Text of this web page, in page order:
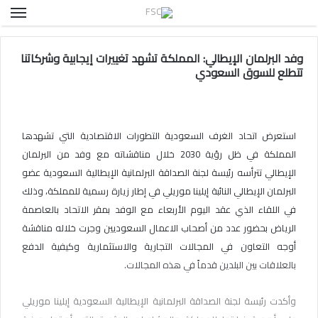
وفد البرلمان الإيطالي: المملكة تشهد تغييرات إيجابية وشركاتنا
تتطلع للسوق السعودي
استعرض اتحاد الغرف السعودية التطورات الاقتصادية التي تشهدها
المملكة في ظل رؤية 2030 خلال مناقشاته مع وفد من البرلمان
الإيطالي تترأسه رئيسة لجنة الصداقة البرلمانية الإيطالية السعودية عضو
البرلمان الإيطالي النائبة إيلينا موريلي في إطار زيارة رسمية للمملكة، وذلك
في اللقاء الذي عقد اليوم الأربعاء مع الوفد بمقر الاتحاد بالعاصمة
الرياض بحضور عدد من أصحاب الاعمال السعوديين وجرت خلاله مناقشة
أوجه التعاون في المجالات التجارية والاستثمارية وكيفية الدفع
بالعلاقات بين البلدين قدماً في هذه المجالات.
وأكدت رئيسة لجنة الصداقة البرلمانية الإيطالية السعودية إيلينا موريلي